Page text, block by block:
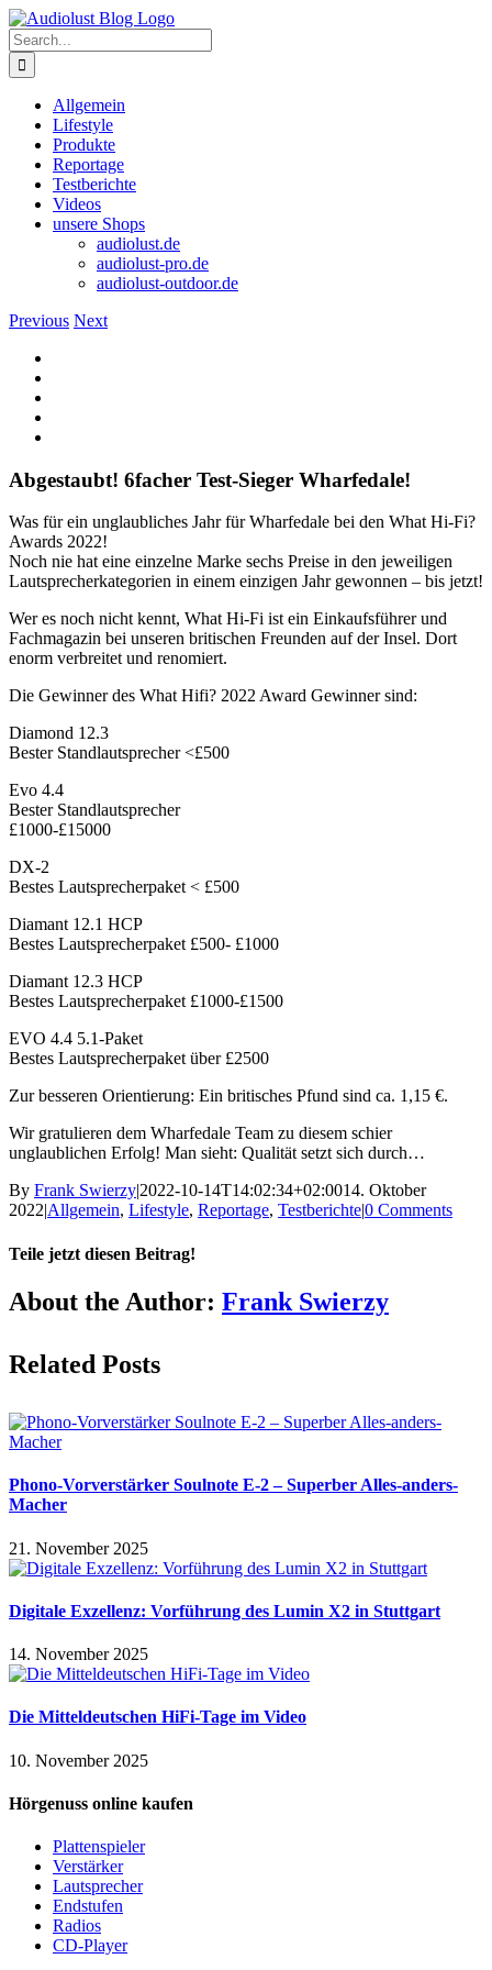
Skip
to
content
Search
for:
Allgemein
Lifestyle
Produkte
Reportage
Testberichte
Videos
unsere Shops
audiolust.de
audiolust-pro.de
audiolust-outdoor.de
Previous Next
Abgestaubt! 6facher Test-Sieger Wharfedale!
Was für ein unglaubliches Jahr für Wharfedale bei den What Hi-Fi?
Awards 2022!
Noch nie hat eine einzelne Marke sechs Preise in den jeweiligen
Lautsprecherkategorien in einem einzigen Jahr gewonnen – bis jetzt!
Wer es noch nicht kennt, What Hi-Fi ist ein Einkaufsführer und
Fachmagazin bei unseren britischen Freunden auf der Insel. Dort
enorm verbreitet und renomiert.
Die Gewinner des What Hifi? 2022 Award Gewinner sind:
Diamond 12.3
Bester Standlautsprecher <£500
Evo 4.4
Bester Standlautsprecher
£1000-£15000
DX-2
Bestes Lautsprecherpaket < £500
Diamant 12.1 HCP
Bestes Lautsprecherpaket £500- £1000
Diamant 12.3 HCP
Bestes Lautsprecherpaket £1000-£1500
EVO 4.4 5.1-Paket
Bestes Lautsprecherpaket über £2500
Zur besseren Orientierung: Ein britisches Pfund sind ca. 1,15 €.
Wir gratulieren dem Wharfedale Team zu diesem schier
unglaublichen Erfolg! Man sieht: Qualität setzt sich durch…
By Frank Swierzy|2022-10-14T14:02:34+02:0014. Oktober
2022|Allgemein, Lifestyle, Reportage, Testberichte|0 Comments
Teile jetzt diesen Beitrag!
Facebook
X
Reddit
LinkedIn
Pinterest
Vk
About the Author: Frank Swierzy
Related Posts
Phono-Vorverstärker Soulnote E-2 – Superber Alles-anders-
Macher
21. November 2025
Digitale Exzellenz: Vorführung des Lumin X2 in Stuttgart
14. November 2025
Die Mitteldeutschen HiFi-Tage im Video
10. November 2025
Hörgenuss online kaufen
Plattenspieler
Verstärker
Lautsprecher
Endstufen
Radios
CD-Player